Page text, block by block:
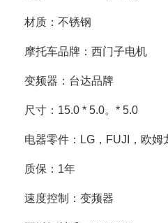
材质：不锈钢
摩托车品牌：西门子电机
变频器：台达品牌
尺寸：15.0 * 5.0。* 5.0
电器零件：LG，FUJI，欧姆
质保：1年
速度控制：变频器